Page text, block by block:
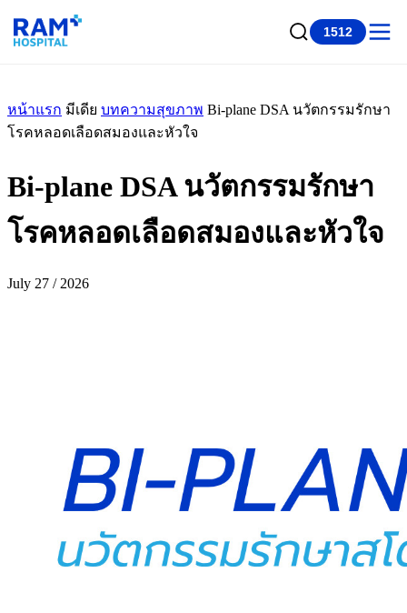
1512
หน้าแรก มีเดีย บทความสุขภาพ Bi-plane DSA นวัตกรรมรักษา
โรคหลอดเลือดสมองและหัวใจ
Bi-plane DSA นวัตกรรมรักษา
โรคหลอดเลือดสมองและหัวใจ
July 27 / 2026